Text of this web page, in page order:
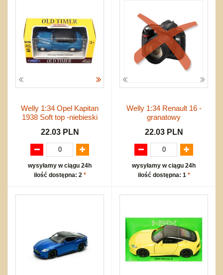
Welly 1:34 Opel Kapitan
1938 Soft top -niebieski
22.03 PLN
wysyłamy w ciągu 24h
ilość dostępna: 2 *
Welly 1:34 Renault 16 -
granatowy
22.03 PLN
wysyłamy w ciągu 24h
ilość dostępna: 1 *